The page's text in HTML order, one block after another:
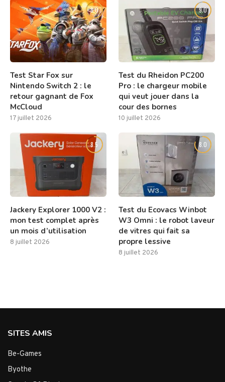
8.0
Test Star Fox sur
Nintendo Switch 2 : le
retour gagnant de Fox
McCloud
17 juillet 2026
9.0
Test du Rheidon PC200
Pro : le chargeur mobile
qui veut jouer dans la
cour des bornes
10 juillet 2026
8.5
Jackery Explorer 1000 V2 :
mon test complet après
un mois d’utilisation
8 juillet 2026
8.0
Test du Ecovacs Winbot
W3 Omni : le robot laveur
de vitres qui fait sa
propre lessive
8 juillet 2026
SITES AMIS
Be-Games
Byothe